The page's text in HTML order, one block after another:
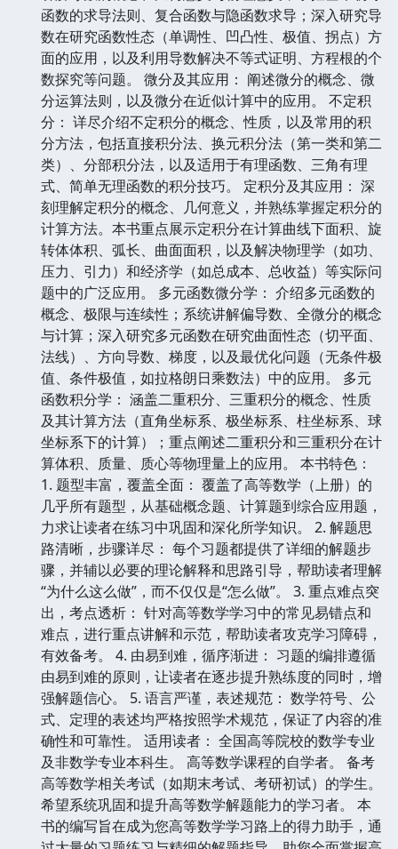
函数的求导法则、复合函数与隐函数求导；深入研究导
数在研究函数性态（单调性、凹凸性、极值、拐点）方
面的应用，以及利用导数解决不等式证明、方程根的个
数探究等问题。 微分及其应用： 阐述微分的概念、微
分运算法则，以及微分在近似计算中的应用。 不定积
分： 详尽介绍不定积分的概念、性质，以及常用的积
分方法，包括直接积分法、换元积分法（第一类和第二
类）、分部积分法，以及适用于有理函数、三角有理
式、简单无理函数的积分技巧。 定积分及其应用： 深
刻理解定积分的概念、几何意义，并熟练掌握定积分的
计算方法。本书重点展示定积分在计算曲线下面积、旋
转体体积、弧长、曲面面积，以及解决物理学（如功、
压力、引力）和经济学（如总成本、总收益）等实际问
题中的广泛应用。 多元函数微分学： 介绍多元函数的
概念、极限与连续性；系统讲解偏导数、全微分的概念
与计算；深入研究多元函数在研究曲面性态（切平面、
法线）、方向导数、梯度，以及最优化问题（无条件极
值、条件极值，如拉格朗日乘数法）中的应用。 多元
函数积分学： 涵盖二重积分、三重积分的概念、性质
及其计算方法（直角坐标系、极坐标系、柱坐标系、球
坐标系下的计算）；重点阐述二重积分和三重积分在计
算体积、质量、质心等物理量上的应用。 本书特色：
1. 题型丰富，覆盖全面： 覆盖了高等数学（上册）的
几乎所有题型，从基础概念题、计算题到综合应用题，
力求让读者在练习中巩固和深化所学知识。 2. 解题思
路清晰，步骤详尽： 每个习题都提供了详细的解题步
骤，并辅以必要的理论解释和思路引导，帮助读者理解
“为什么这么做”，而不仅仅是“怎么做”。 3. 重点难点突
出，考点透析： 针对高等数学学习中的常见易错点和
难点，进行重点讲解和示范，帮助读者攻克学习障碍，
有效备考。 4. 由易到难，循序渐进： 习题的编排遵循
由易到难的原则，让读者在逐步提升熟练度的同时，增
强解题信心。 5. 语言严谨，表述规范： 数学符号、公
式、定理的表述均严格按照学术规范，保证了内容的准
确性和可靠性。 适用读者： 全国高等院校的数学专业
及非数学专业本科生。 高等数学课程的自学者。 备考
高等数学相关考试（如期末考试、考研初试）的学生。
希望系统巩固和提升高等数学解题能力的学习者。 本
书的编写旨在成为您高等数学学习路上的得力助手，通